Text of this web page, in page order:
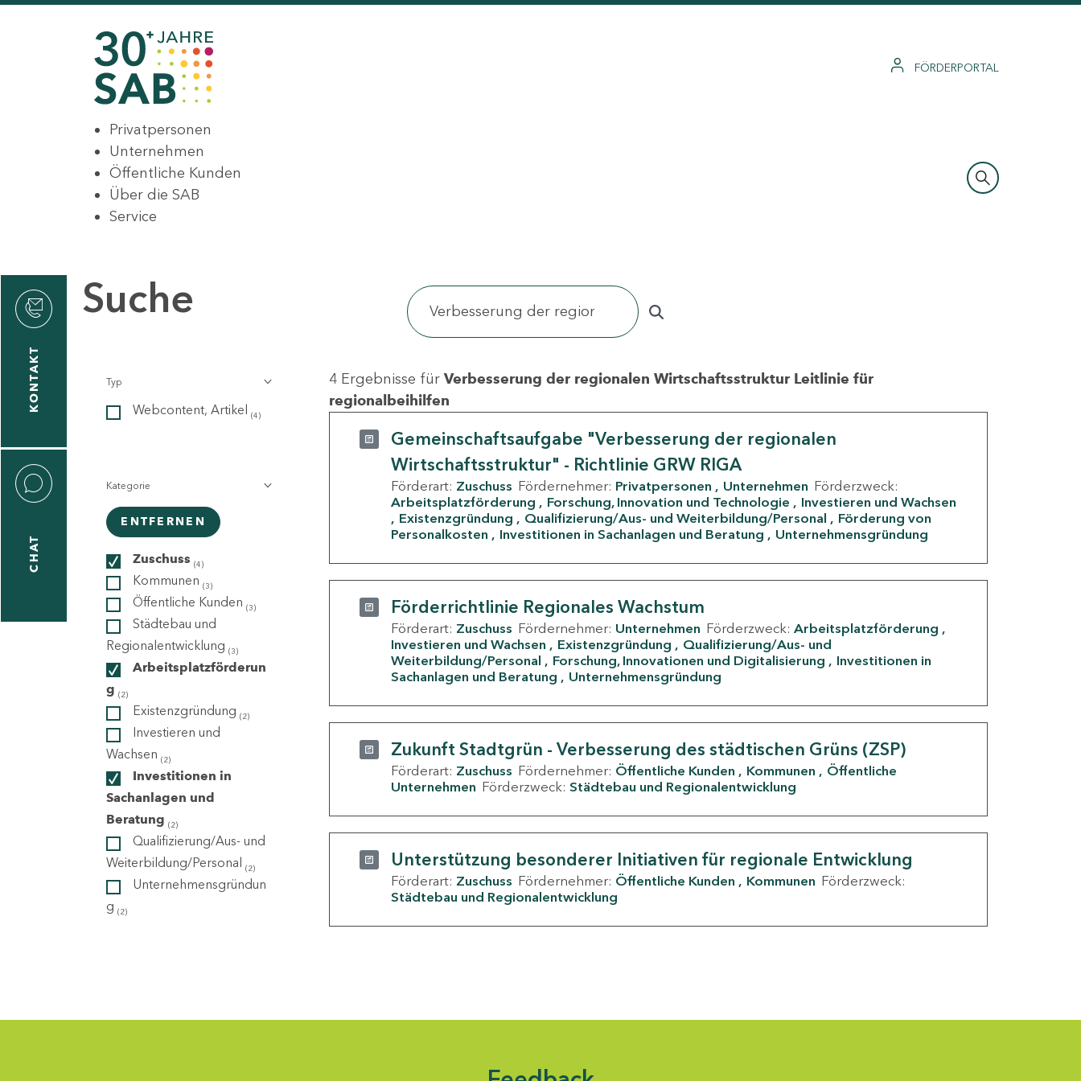
FÖRDERPORTAL
Privatpersonen
Unternehmen
Öffentliche Kunden
Über die SAB
Service
KONTAKT
CHAT
Suche
Typ
Webcontent, Artikel (4)
Kategorie
ENTFERNEN
Zuschuss (4)
Kommunen (3)
Öffentliche Kunden (3)
Städtebau und
Regionalentwicklung (3)
Arbeitsplatzförderun
g (2)
Existenzgründung (2)
Investieren und
Wachsen (2)
Investitionen in
Sachanlagen und
Beratung (2)
Qualifizierung/Aus- und
Weiterbildung/Personal (2)
Unternehmensgründun
g (2)
4 Ergebnisse für Verbesserung der regionalen Wirtschaftsstruktur Leitlinie für
regionalbeihilfen
Gemeinschaftsaufgabe "Verbesserung der regionalen
Wirtschaftsstruktur" - Richtlinie GRW RIGA
Förderart: Zuschuss Fördernehmer: Privatpersonen Unternehmen Förderzweck:
Arbeitsplatzförderung
Forschung, Innovation und Technologie
Investieren und Wachsen
Existenzgründung
Qualifizierung/Aus- und Weiterbildung/Personal
Förderung von
Personalkosten
Investitionen in Sachanlagen und Beratung Unternehmensgründung
Förderrichtlinie Regionales Wachstum
Förderart: Zuschuss Fördernehmer: Unternehmen Förderzweck: Arbeitsplatzförderung
Investieren und Wachsen
Existenzgründung
Qualifizierung/Aus- und
Weiterbildung/Personal
Forschung, Innovationen und Digitalisierung
Investitionen in
Sachanlagen und Beratung
Unternehmensgründung
Zukunft Stadtgrün - Verbesserung des städtischen Grüns (ZSP)
Förderart: Zuschuss Fördernehmer: Öffentliche Kunden Kommunen
Öffentliche
Unternehmen Förderzweck: Städtebau und Regionalentwicklung
Unterstützung besonderer Initiativen für regionale Entwicklung
Förderart: Zuschuss Fördernehmer: Öffentliche Kunden Kommunen Förderzweck:
Städtebau und Regionalentwicklung